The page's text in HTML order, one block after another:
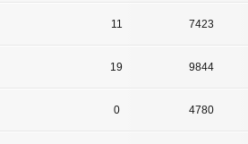
11 7423
19 9844
0 4780